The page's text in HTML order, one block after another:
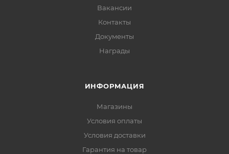
Вакансии
Контакты
Документы
Награды
ИНФОРМАЦИЯ
Магазины
Условия оплаты
Условия доставки
Гарантия на товар